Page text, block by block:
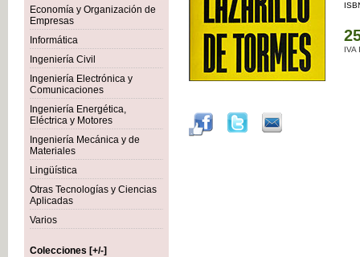
Economía y Organización de
Empresas
Informática
Ingeniería Civil
Ingeniería Electrónica y
Comunicaciones
Ingeniería Energética,
Eléctrica y Motores
Ingeniería Mecánica y de
Materiales
Lingüística
Otras Tecnologías y Ciencias
Aplicadas
Varios
Colecciones [+/-]
IVA